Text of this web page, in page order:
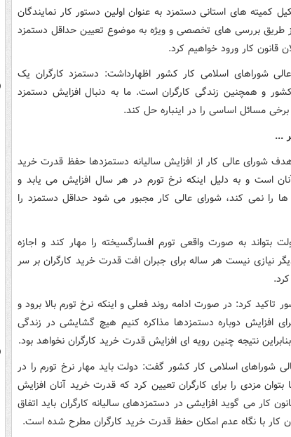
کمیته های استانی دستمزد به عنوان اولین دستور کار نمایندگان
طریق بررسی های تخصصی و ویژه به موضوع تعیین حداقل دستمزد
قانون کار ورود خواهیم کرد.
شوراهای اسلامی کار کشور اظهارداشت: دستمزد کارگران یک
و همچنین زندگی کارگران است. ما به دنبال افزایش دستمزد
برخی مسائل اساسی را در اینباره حل کند.
...
هدف شورای عالی کار از افزایش سالیانه دستمزدها حفظ قدرت خرید
است و به دلیل اینکه نرخ تورم در هر سال افزایش می یابد و
ها را نمی کند، شورای عالی کار مجبور می شود حداقل دستمزد را
بتواند به صورت واقعی تورم افسارگسیخته را مهار کند و اجازه
نیازی نیست هر ساله برای جبران افت قدرت خرید کارگران بر سر
تاکید کرد: در صورت ادامه روند فعلی و اینکه نرخ تورم بالا برود و
افزایش دوباره دستمزدها مذاکره کنیم هیچ گشایشی در زندگی
بنابراین نتیجه چنین رویه ای افزایش قدرت خرید کارگران نخواهد بود.
شوراهای اسلامی کار کشور گفت: دولت باید مهار نرخ تورم را در
بتوان مزدی را برای کارگران تعیین کرد که قدرت خرید آنان افزایش
با این حال، ماده 41 قانون کار می گوید افزایشی در دستمزدهای سالیانه کارگران باید اتفاق
کار با نگاه عدم امکان حفظ قدرت خرید کارگران مطرح شده است.